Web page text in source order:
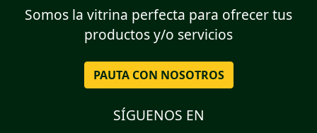
Somos la vitrina perfecta para ofrecer tus
productos y/o servicios
PAUTA CON NOSOTROS
SÍGUENOS EN